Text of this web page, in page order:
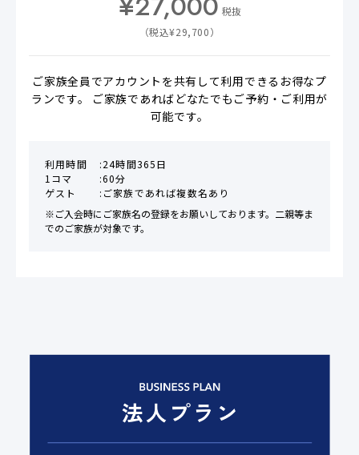
¥27,000 税抜
（税込¥29,700）
ご家族全員でアカウントを共有して利用できるお得なプ
ランです。 ご家族であればどなたでもご予約・ご利用が
可能です。
利用時間
24時間365日
1コマ
60分
ゲスト
ご家族であれば複数名あり
※ご入会時にご家族名の登録をお願いしております。二親等ま
でのご家族が対象です。